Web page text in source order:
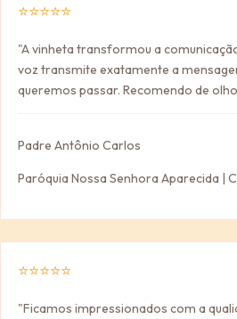
⭐⭐⭐⭐⭐
"A vinheta transformou a
voz transmite exatamente a
queremos passar. Recomendo de
Padre Antônio Carlos
Paróquia Nossa Senhora Aparecida |
⭐⭐⭐⭐⭐
"Ficamos impressionados com a